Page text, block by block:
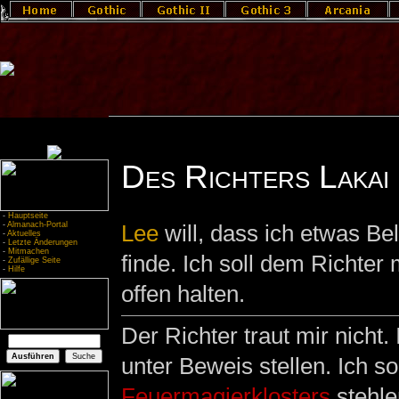
- Hauptseite
- Almanach-Portal
- Aktuelles
- Letzte Änderungen
- Mitmachen
- Zufällige Seite
- Hilfe
Des Richters
Leewill, dass ich etwas
finde. Ich soll dem Richter
offen halten.
Der Richter traut mir
unter Beweis stellen. Ich